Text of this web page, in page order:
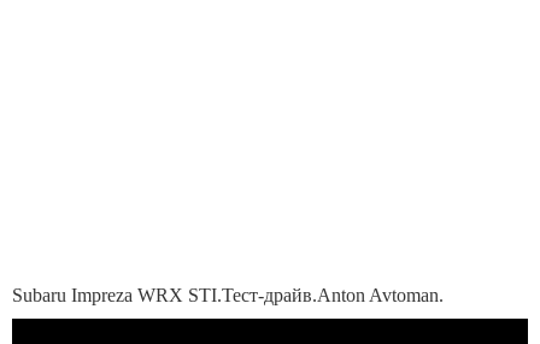
Subaru Impreza WRX STI.Тест-драйв.Anton Avtoman.